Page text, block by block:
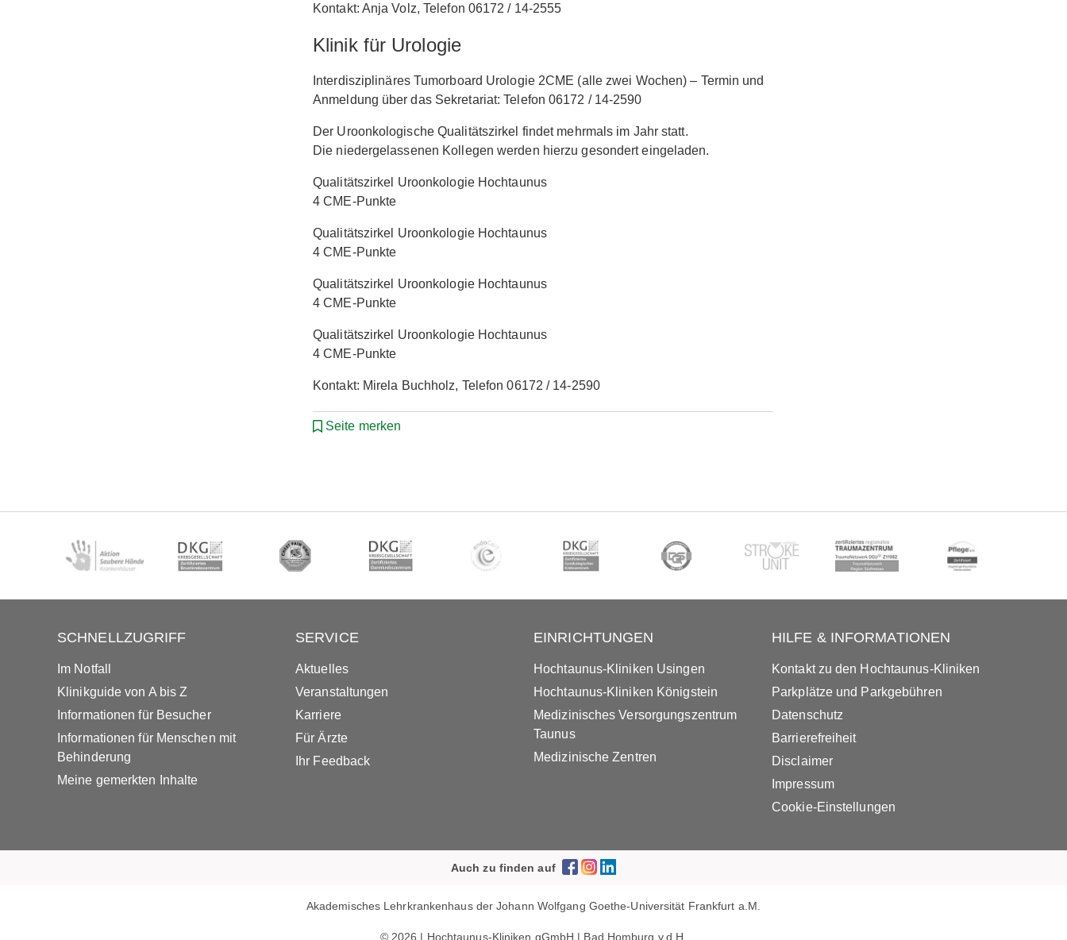
Kontakt: Anja Volz, Telefon 06172 / 14-2555
Klinik für Urologie
Interdisziplinäres Tumorboard Urologie 2CME (alle zwei Wochen) – Termin und
Anmeldung über das Sekretariat: Telefon 06172 / 14-2590
Der Uroonkologische Qualitätszirkel findet mehrmals im Jahr statt.
Die niedergelassenen Kollegen werden hierzu gesondert eingeladen.
Qualitätszirkel Uroonkologie Hochtaunus
4 CME-Punkte
Qualitätszirkel Uroonkologie Hochtaunus
4 CME-Punkte
Qualitätszirkel Uroonkologie Hochtaunus
4 CME-Punkte
Qualitätszirkel Uroonkologie Hochtaunus
4 CME-Punkte
Kontakt: Mirela Buchholz, Telefon 06172 / 14-2590
Seite merken
SCHNELLZUGRIFF
Im Notfall
Klinikguide von A bis Z
Informationen für Besucher
Informationen für Menschen mit
Behinderung
Meine gemerkten Inhalte
SERVICE
Aktuelles
Veranstaltungen
Karriere
Für Ärzte
Ihr Feedback
EINRICHTUNGEN
Hochtaunus-Kliniken Usingen
Hochtaunus-Kliniken Königstein
Medizinisches Versorgungszentrum
Taunus
Medizinische Zentren
HILFE & INFORMATIONEN
Kontakt zu den Hochtaunus-Kliniken
Parkplätze und Parkgebühren
Datenschutz
Barrierefreiheit
Disclaimer
Impressum
Cookie-Einstellungen
Auch zu finden auf
Akademisches Lehrkrankenhaus der Johann Wolfgang Goethe-Universität Frankfurt a.M.
© 2026 | Hochtaunus-Kliniken gGmbH | Bad Homburg v.d.H.